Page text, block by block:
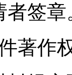
者签章
著作